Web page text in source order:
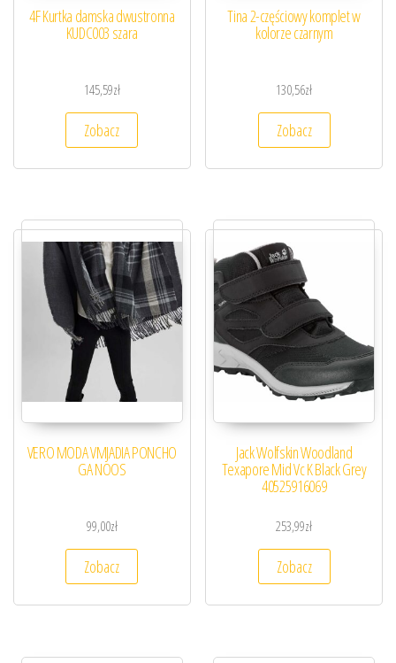
4F Kurtka damska dwustronna
KUDC003 szara
145,59zł
Zobacz
Tina 2-częściowy komplet w
kolorze czarnym
130,56zł
Zobacz
VERO MODA VMJADIA PONCHO
GA NOOS
99,00zł
Zobacz
Jack Wolfskin Woodland
Texapore Mid Vc K Black Grey
40525916069
253,99zł
Zobacz